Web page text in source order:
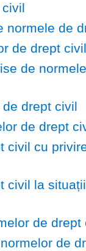
normele de
de drept civil
de
drept civil
de drept
civil cu
civil la situații
de drept
de